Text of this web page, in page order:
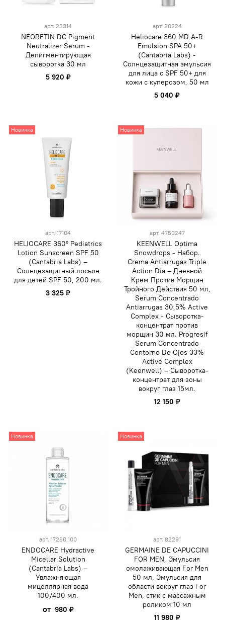
арт. 23314
NEORETIN DC Pigment
Neutralizer Serum -
Депигментирующая
сыворотка 30 мл
5 920 ₽
арт. 20224
Heliocare 360 MD A-R
Emulsion SPA 50+
(Cantabria Labs) -
Солнцезащитная эмульсия
для лица с SPF 50+ для
кожи c куперозом, 50 мл
5 040 ₽
Новинка
арт. 17104
HELIOCARE 360º Pediatrics
Lotion Sunscreen SPF 50
(Cantabria Labs) –
Солнцезащитный лосьон
для детей SPF 50, 200 мл.
3 325 ₽
Новинка
арт. 4750247
KEENWELL Optima
Snowdrops - Набор.
Crema Antiarrugas Triple
Action Dia – Дневной
Крем Против Морщин
Тройного Действия 50 мл,
Serum Concentrado
Antiarrugas 30,5% Active
Complex - Сыворотка-
концентрат против
морщин 30 мл. Progresif
Serum Concentrado
Contorno De Ojos 33%
Active Complex
(Keenwell) – Сыворотка-
концентрат для зоны
вокруг глаз 15мл.
12 150 ₽
Новинка
арт. 17260.100
ENDOCARE Hydractive
Micellar Solution
(Cantabria Labs) –
Увлажняющая
мицеллярная вода
100/400 мл.
от 980 ₽
Новинка
арт. 82291
GERMAINE DE CAPUCCINI
FOR MEN, Эмульсия
омолаживающая For Men
50 мл, Эмульсия для
области вокруг глаз For
Men, стик с массажным
роликом 10 мл
11 980 ₽